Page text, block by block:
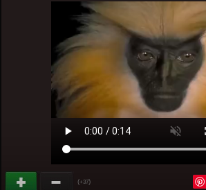
(+37)